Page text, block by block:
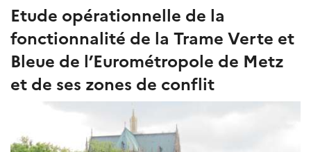
Etude opérationnelle de la
fonctionnalité de la Trame Verte et
Bleue de l’Eurométropole de Metz
et de ses zones de conflit